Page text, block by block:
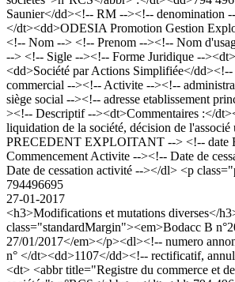
Saunier</dd><!-- RM --><!-- denomination
</dt><dd>ODESIA Promotion Gestion
<!-- Nom --> <!-- Prenom --><!-- Nom
--> <!-- Sigle --><!-- Forme Juridique --
<dd>Société par Actions Simplifiée</
commercial --><!-- Activite --><!--
siège social --><!-- adresse etablissement
><!-- Descriptif --><dt>Commentaires :</
liquidation de la société, décision de
PRECEDENT EXPLOITANT --> <!-- date
Commencement Activite --><!-- Date de
Date de cessation activité --></dl> <p
794496695
27-01-2017
<h3>Modifications et mutations diverses</
class="standardMargin"><em>Bodacc B
27/01/2017</em></p><dl><!-- numero
n° </dt><dd>1107</dd><!-- rectificatif,
<dt> <abbr title="Registre du commerce et